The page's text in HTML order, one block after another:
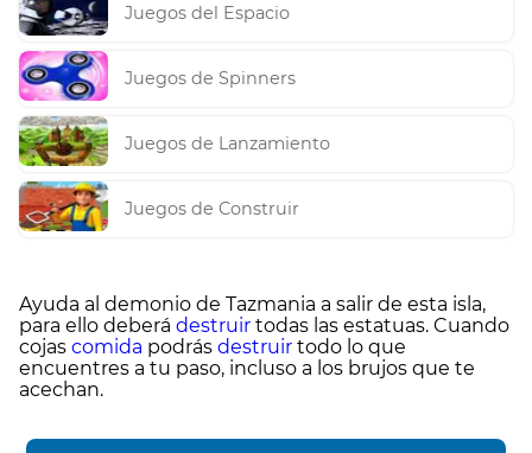
Juegos del Espacio
Juegos de Spinners
Juegos de Lanzamiento
Juegos de Construir
Ayuda al demonio de Tazmania a salir de esta isla,
para ello deberá destruir todas las estatuas. Cuando
cojas comida podrás destruir todo lo que
encuentres a tu paso, incluso a los brujos que te
acechan.